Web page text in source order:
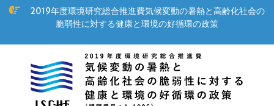
Skip
2019年度環境研究総合推進費気候変動の暑熱と高齢化社会の
脆弱性に対する健康と環境の好循環の政策